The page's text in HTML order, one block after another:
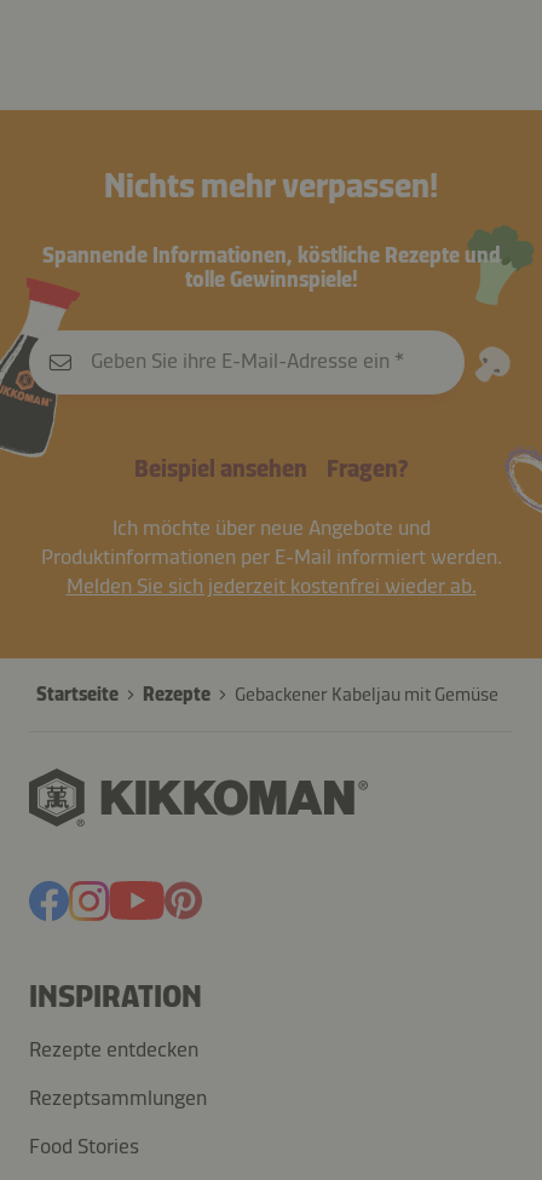
Nichts mehr verpassen!
Spannende Informationen, köstliche Rezepte und
tolle Gewinnspiele!
Geben Sie ihre E-Mail-Adresse ein
Beispiel ansehen Fragen?
Ich möchte über neue Angebote und
Produktinformationen per E-Mail informiert werden.
Melden Sie sich jederzeit kostenfrei wieder ab.
Startseite Rezepte Gebackener Kabeljau mit Gemüse
INSPIRATION
Rezepte entdecken
Rezeptsammlungen
Food Stories